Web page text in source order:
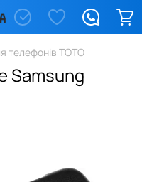
телефонів TOTO
Samsung